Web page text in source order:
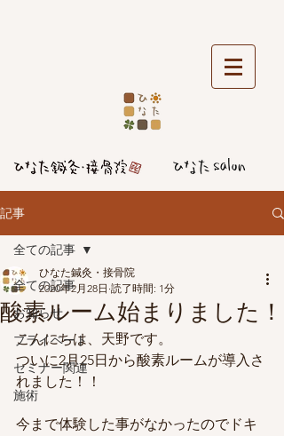
記事
全ての記事
お知らせ
プライベート
セミナー関連
施術
全ての記事
酸素ルーム始まりました！
ひなた鍼灸・接骨院
2020年2月28日 読了時間: 1分
こんにちは、天野です。
ついに2月25日から酸素ルームが導入さ
れました！！
今まで体験した事がなかったのでドキ